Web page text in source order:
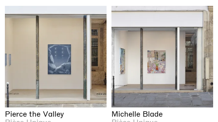
Pierce the Valley
Michelle Blade